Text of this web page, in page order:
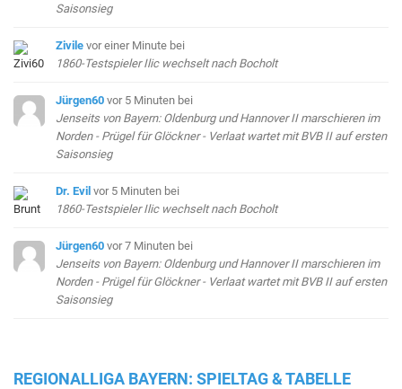
Saisonsieg
Zivile vor einer Minute bei
1860-Testspieler Ilic wechselt nach Bocholt
Jürgen60 vor 5 Minuten bei
Jenseits von Bayern: Oldenburg und Hannover II marschieren im
Norden - Prügel für Glöckner - Verlaat wartet mit BVB II auf ersten
Saisonsieg
Dr. Evil vor 5 Minuten bei
1860-Testspieler Ilic wechselt nach Bocholt
Jürgen60 vor 7 Minuten bei
Jenseits von Bayern: Oldenburg und Hannover II marschieren im
Norden - Prügel für Glöckner - Verlaat wartet mit BVB II auf ersten
Saisonsieg
REGIONALLIGA BAYERN: SPIELTAG & TABELLE